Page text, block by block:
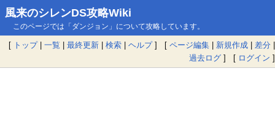
風来のシレンDS攻略Wiki
このページでは「ダンジョン」について攻略しています。
[ トップ| 一覧 | 最終更新 | 検索 | ヘルプ] [ ページ編集 | 新規作成 | 差分 |
過去ログ ] [ ログイン ]